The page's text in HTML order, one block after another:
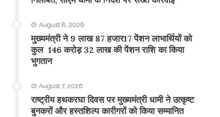
August 8, 2026
मुख्यमंत्री ने 9 लाख 87 हजार17 पेंशन लाभार्थियों को
कुल 146 करोड़ 32 लाख की पेंशन राशि का किया
भुगतान
August 7, 2026
राष्ट्रीय हथकरघा दिवस पर मुख्यमंत्री धामी ने उत्कृष्ट
बुनकरों और हस्तशिल्प कारीगरों को किया सम्मानित